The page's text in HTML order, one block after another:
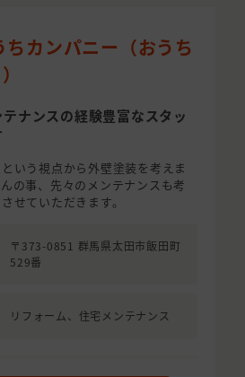
カンパニー（おうち
ナンスの経験豊富なスタッ
いう視点から外壁塗装を考えま
の事、先々のメンテナンスも考
せていただきます。
〒373-0851 群馬県太田市飯田町
529番
リフォーム、住宅メンテナンス